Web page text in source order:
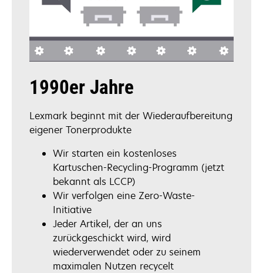
1990er Jahre
Lexmark beginnt mit der Wiederaufbereitung
eigener Tonerprodukte
Wir starten ein kostenloses
Kartuschen-Recycling-Programm (jetzt
bekannt als LCCP)
Wir verfolgen eine Zero-Waste-
Initiative
Jeder Artikel, der an uns
zurückgeschickt wird, wird
wiederverwendet oder zu seinem
maximalen Nutzen recycelt